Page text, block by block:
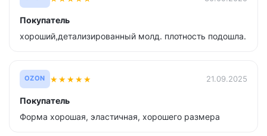
Покупатель
хороший,детализированный молд. плотность подошла.
OZON ★★★★★ 21.09.2025
Покупатель
Форма хорошая, эластичная, хорошего размера